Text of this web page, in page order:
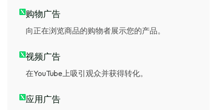
购物广告
向正在浏览商品的购物者展示您的产品。
视频广告
在YouTube上吸引观众并获得转化。
应用广告